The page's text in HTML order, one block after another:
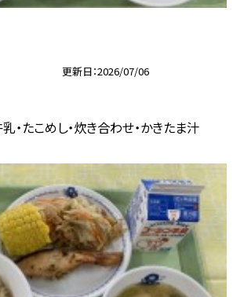
更新日 2026/07/06
乳・たこめし・炊き合わせ・かきたま汁